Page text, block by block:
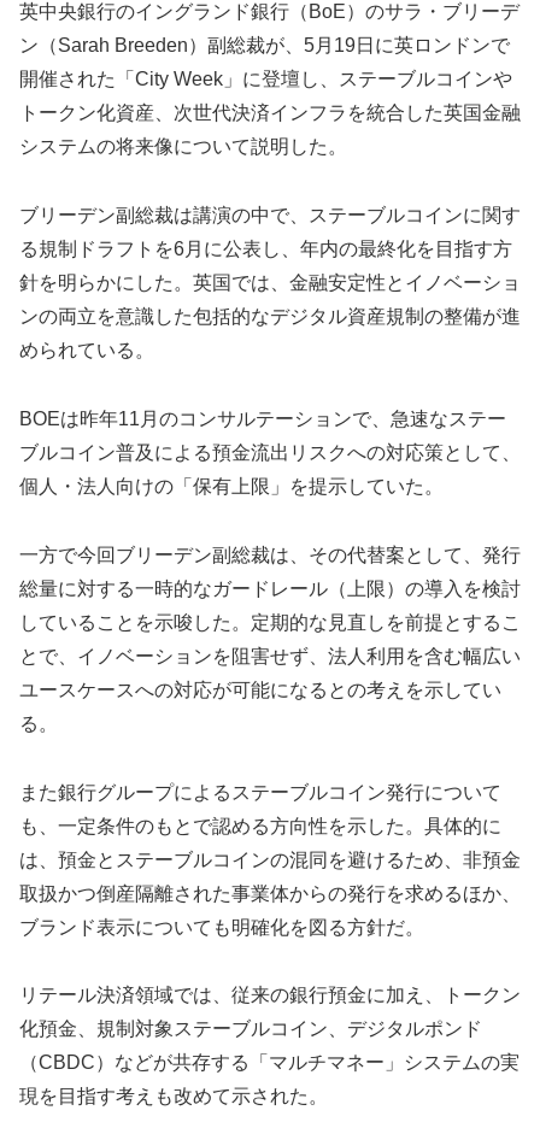
英中央銀行のイングランド銀行（BoE）のサラ・ブリーデ
ン（Sarah Breeden）副総裁が、5月19日に英ロンドンで
開催された「City Week」に登壇し、ステーブルコインや
トークン化資産、次世代決済インフラを統合した英国金融
システムの将来像について説明した。
ブリーデン副総裁は講演の中で、ステーブルコインに関す
る規制ドラフトを6月に公表し、年内の最終化を目指す方
針を明らかにした。英国では、金融安定性とイノベーショ
ンの両立を意識した包括的なデジタル資産規制の整備が進
められている。
BOEは昨年11月のコンサルテーションで、急速なステー
ブルコイン普及による預金流出リスクへの対応策として、
個人・法人向けの「保有上限」を提示していた。
一方で今回ブリーデン副総裁は、その代替案として、発行
総量に対する一時的なガードレール（上限）の導入を検討
していることを示唆した。定期的な見直しを前提とするこ
とで、イノベーションを阻害せず、法人利用を含む幅広い
ユースケースへの対応が可能になるとの考えを示してい
る。
また銀行グループによるステーブルコイン発行について
も、一定条件のもとで認める方向性を示した。具体的に
は、預金とステーブルコインの混同を避けるため、非預金
取扱かつ倒産隔離された事業体からの発行を求めるほか、
ブランド表示についても明確化を図る方針だ。
リテール決済領域では、従来の銀行預金に加え、トークン
化預金、規制対象ステーブルコイン、デジタルポンド
（CBDC）などが共存する「マルチマネー」システムの実
現を目指す考えも改めて示された。